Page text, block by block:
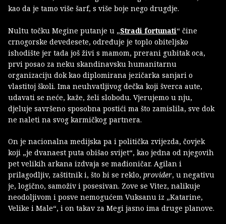
kao da je tamo više šarf, s više boje nego drugdje.
Nultu točku Megine putanje u „Stradi fortunati“ čine
crnogorske devedesete, određuje je toplo obiteljsko
ishodište jer tada još živi s mamom, prerani gubitak oca,
prvi posao za neku skandinavsku humanitarnu
organizaciju dok kao diplomirana jezičarka sanjari o
vlastitoj školi. Ima neuhvatljivog dečka koji šverca aute,
udavati se neće, kaže, želi slobodu. Vjerujemo u nju,
djeluje savršeno sposobna postići ma što zamislila, sve dok
ne naleti na svog karmičkog partnera.
On je nacionalna medijska pa i politička zvijezda, čovjek
koji „je dvanaest puta obišao svijet“, kao jedna od njegovih
pet velikih arkana izdvaja se mađioničar. Agilan i
prilagodljiv, zaštitnik i, što bi se reklo, provider, u negativu
je, logično, samoživ i posesivan. Zove se Vitez, nalikuje
neodoljivom i posve nemogućem Vuksanu iz „Katarine,
Velike i Male“, i on takav za Megi jasno ima druge planove.